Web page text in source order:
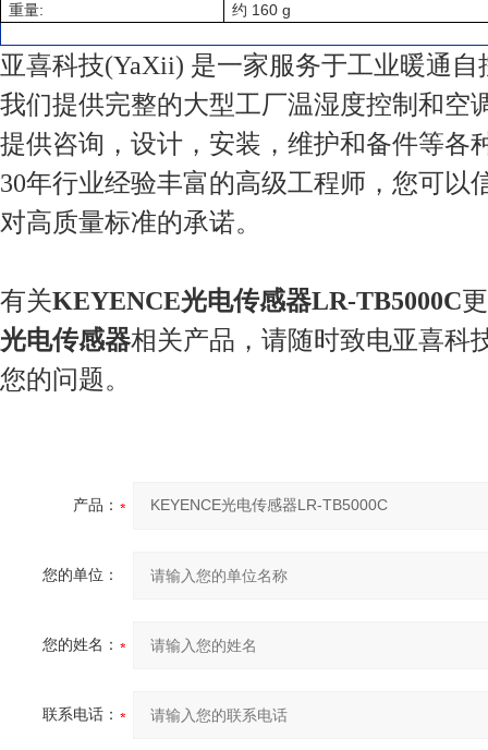
重量: 约 160 g
亚喜科技(YaXii) 是一家服务于工业暖通自
我们提供完整的大型工厂温湿度控制和空
提供咨询，设计，安装，维护和备件等各
30年行业经验丰富的高级工程师，您可以
对高质量标准的承诺。
有关KEYENCE光电传感器LR-TB5000C
光电传感器相关产品，请随时致电亚喜科
您的问题。
产品：
您的单位：
您的姓名：
联系电话：